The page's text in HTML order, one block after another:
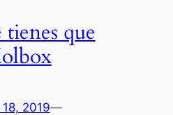
tienes que
2019—